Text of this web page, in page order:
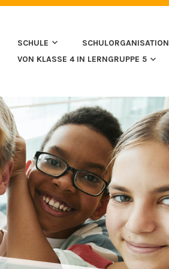
SCHULE SCHULORGANISATION
VON KLASSE 4 IN LERNGRUPPE 5